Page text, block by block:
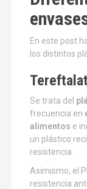
En este post
los distintos
Se trata del
frecuencia en
alimentos e
un plástico
resistencia.
Asimismo, el
resistencia